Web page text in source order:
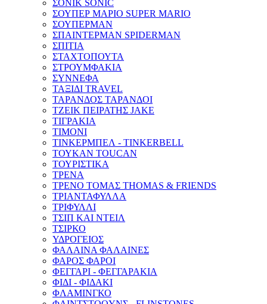
ΣΟΝΙΚ SONIC
ΣΟΥΠΕΡ ΜΑΡΙΟ SUPER MARIO
ΣΟΥΠΕΡΜΑΝ
ΣΠΑΙΝΤΕΡΜΑΝ SPIDERMAN
ΣΠΙΤΙΑ
ΣΤΑΧΤΟΠΟΥΤΑ
ΣΤΡΟΥΜΦΑΚΙΑ
ΣΥΝΝΕΦΑ
ΤΑΞΙΔΙ TRAVEL
ΤΑΡΑΝΔΟΣ ΤΑΡΑΝΔΟΙ
ΤΖΕΙΚ ΠΕΙΡΑΤΗΣ JAKE
ΤΙΓΡΑΚΙΑ
ΤΙΜΟΝΙ
ΤΙΝΚΕΡΜΠΕΛ - ΤINKERBELL
ΤΟΥΚΑΝ TOUCAN
ΤΟΥΡΙΣΤΙΚΑ
ΤΡΕΝΑ
ΤΡΕΝΟ ΤΟΜΑΣ THOMAS & FRIENDS
ΤΡΙΑΝΤΑΦΥΛΛΑ
ΤΡΙΦΥΛΛΙ
ΤΣΙΠ ΚΑΙ ΝΤΕΙΛ
ΤΣΙΡΚΟ
ΥΔΡΟΓΕΙΟΣ
ΦΑΛΑΙΝΑ ΦΑΛΑΙΝΕΣ
ΦΑΡΟΣ ΦΑΡΟΙ
ΦΕΓΓΑΡΙ - ΦΕΓΓΑΡΑΚΙΑ
ΦΙΔΙ - ΦΙΔΑΚΙ
ΦΛΑΜΙΝΓΚΟ